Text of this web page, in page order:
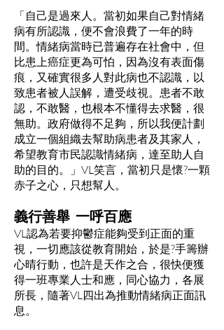
「自己是過來人。當初如果自己對情緒
病有所認識，便不會浪費了一年的時
間。情緒病當時已普遍存在社會中，但
比患上癌症更為可怕，因為沒有表面傷
痕，又確實很多人對此病也不認識，以
致患者被人誤解，遭受歧視。患者不敢
認，不敢醫，也根本不懂得去求醫，很
無助。政府做得不足夠，所以我便計劃
成立一個組織去幫助病患者及其家人，
希望教育市民認識情緒病，達至助人自
助的目的。」VL笑言，當初只是懷?一顆
赤子之心，只想幫人。
義行善舉 一呼百應
VL認為若要抑鬱症能夠受到正面的重
視，一切應該從教育開始，於是?手籌辦
心晴行動，也許是天作之合，很快便獲
得一班專業人士和應，同心協力，各展
所長，隨著VL四出為推動情緒病正面訊
息。